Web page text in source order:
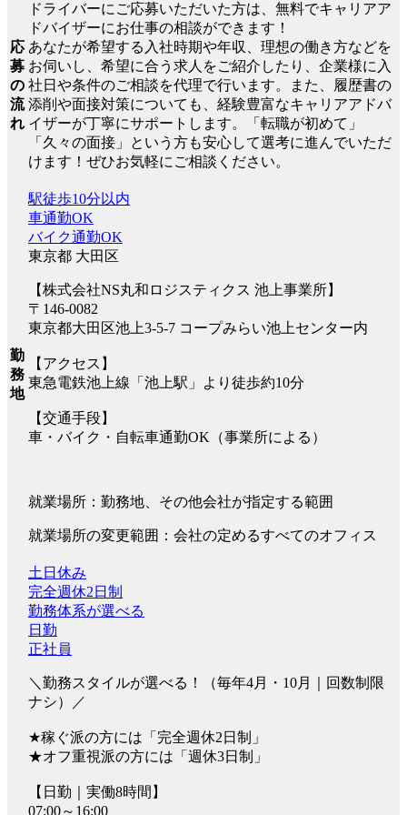
応
募
の
流
れ
ドライバーにご応募いただいた方は、無料でキャリアア
ドバイザーにお仕事の相談ができます！
あなたが希望する入社時期や年収、理想の働き方などを
お伺いし、希望に合う求人をご紹介したり、企業様に入
社日や条件のご相談を代理で行います。また、履歴書の
添削や面接対策についても、経験豊富なキャリアアドバ
イザーが丁寧にサポートします。「転職が初めて」
「久々の面接」という方も安心して選考に進んでいただ
けます！ぜひお気軽にご相談ください。
勤
務
地
駅徒歩10分以内
車通勤OK
バイク通勤OK
東京都 大田区
【株式会社NS丸和ロジスティクス 池上事業所】
〒146-0082
東京都大田区池上3-5-7 コープみらい池上センター内
【アクセス】
東急電鉄池上線「池上駅」より徒歩約10分
【交通手段】
車・バイク・自転車通勤OK（事業所による）
就業場所：勤務地、その他会社が指定する範囲
就業場所の変更範囲：会社の定めるすべてのオフィス
土日休み
完全週休2日制
勤務体系が選べる
日勤
正社員
＼勤務スタイルが選べる！（毎年4月・10月｜回数制限
ナシ）／
★稼ぐ派の方には「完全週休2日制」
★オフ重視派の方には「週休3日制」
【日勤｜実働8時間】
07:00～16:00